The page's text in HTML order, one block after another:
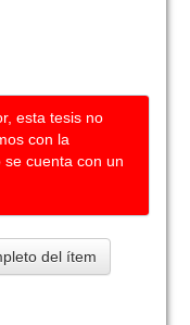
esta tesis no
con la
cuenta con un
del ítem